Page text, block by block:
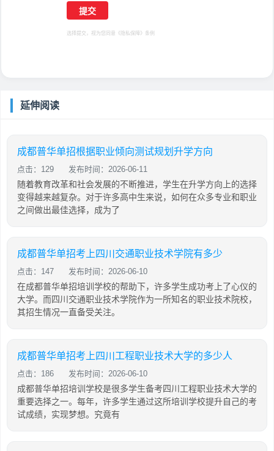
选择提交，视为您同意 《隐私保障》 条例
延伸阅读
成都普华单招根据职业倾向测试规划升学方向
点击：129 发布时间：2026-06-11
随着教育改革和社会发展的不断推进，学生在升学方向上的选择
变得越来越复杂。对于许多高中生来说，如何在众多专业和职业
之间做出最佳选择，成为了
成都普华单招考上四川交通职业技术学院有多少
点击：147 发布时间：2026-06-10
在成都普华单招培训学校的帮助下，许多学生成功考上了心仪的
大学。而四川交通职业技术学院作为一所知名的职业技术院校，
其招生情况一直备受关注。
成都普华单招考上四川工程职业技术大学的多少人
点击：186 发布时间：2026-06-10
成都普华单招培训学校是很多学生备考四川工程职业技术大学的
重要选择之一。每年，许多学生通过这所培训学校提升自己的考
试成绩，实现梦想。究竟有